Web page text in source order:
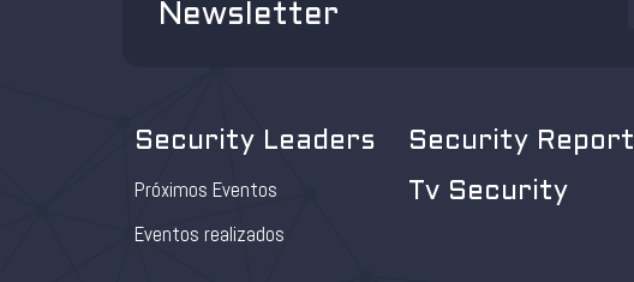
Newsletter
Security Leaders
Próximos Eventos
Eventos realizados
Security Report
Tv Security